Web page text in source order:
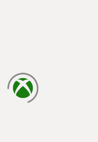
en cours